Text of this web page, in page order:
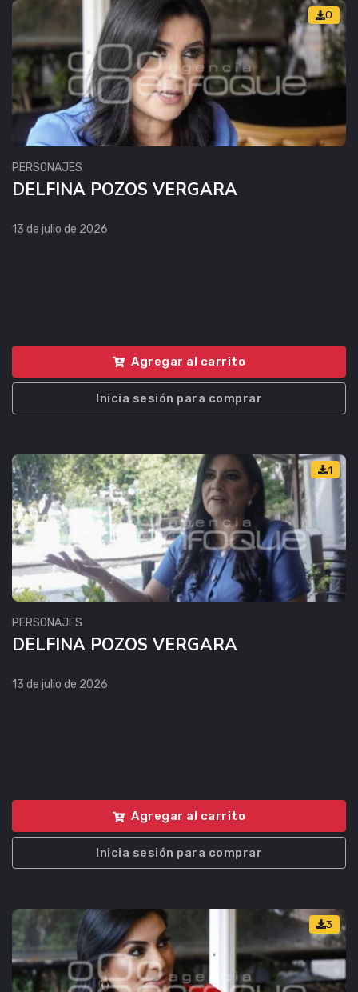
0
PERSONAJES
DELFINA POZOS VERGARA
13 de julio de 2026
Agregar al carrito
Inicia sesión para comprar
1
PERSONAJES
DELFINA POZOS VERGARA
13 de julio de 2026
Agregar al carrito
Inicia sesión para comprar
3